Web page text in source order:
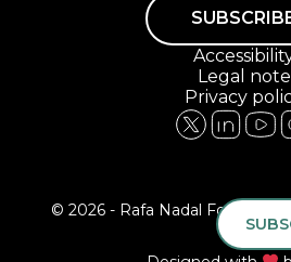
Legal note
Privacy
© 2026 - Rafa Nadal